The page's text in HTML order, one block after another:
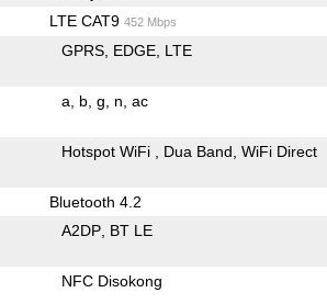
LTE CAT9 452 Mbps
GPRS EDGE LTE
a b g n ac
Hotspot WiFi Dua Band WiFi Direct
Bluetooth 4.2
A2DP BT LE
NFC Disokong